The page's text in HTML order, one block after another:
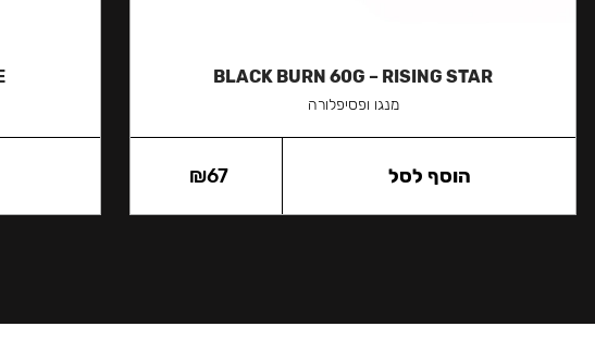
BLACK BURN 60G – RISING STAR
מנגו ופסיפלורה
₪67 הוסף לסל